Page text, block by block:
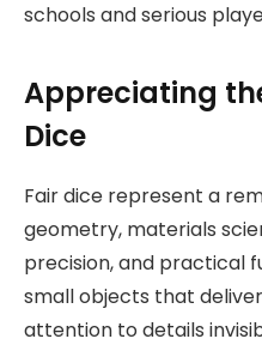
schools and serious
Appreciating
Dice
Fair dice represent a
geometry, materials
precision, and practical
small objects that
attention to details